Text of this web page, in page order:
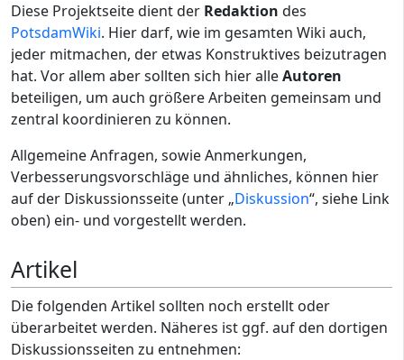
Diese Projektseite dient der Redaktion des
PotsdamWiki. Hier darf, wie im gesamten Wiki auch,
jeder mitmachen, der etwas Konstruktives beizutragen
hat. Vor allem aber sollten sich hier alleAutoren
beteiligen, um auch größere Arbeiten gemeinsam und
zentral koordinieren zu können.
Allgemeine Anfragen, sowie Anmerkungen,
Verbesserungsvorschläge und ähnliches, können hier
auf der Diskussionsseite (unter „Diskussion“, siehe Link
oben) ein- und vorgestellt werden.
Artikel
Die folgenden Artikel sollten noch erstellt oder
überarbeitet werden. Näheres ist ggf. auf den dortigen
Diskussionsseiten zu entnehmen: